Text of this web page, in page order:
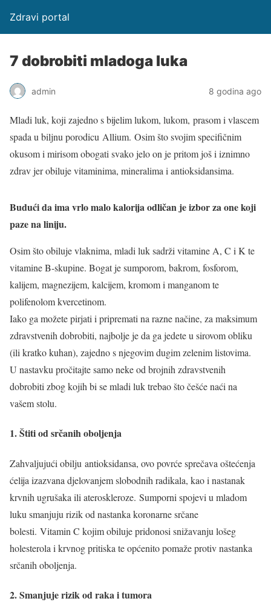
Zdravi portal
7 dobrobiti mladoga luka
admin 8 godina ago
Mladi luk, koji zajedno s bijelim lukom, lukom, prasom i vlascem
spada u biljnu porodicu Allium. Osim što svojim specifičnim
okusom i mirisom obogati svako jelo on je pritom još i iznimno
zdrav jer obiluje vitaminima, mineralima i antioksidansima.
Budući da ima vrlo malo kalorija odličan je izbor za one koji
paze na liniju.
Osim što obiluje vlaknima, mladi luk sadrži vitamine A, C i K te
vitamine B-skupine. Bogat je sumporom, bakrom, fosforom,
kalijem, magnezijem, kalcijem, kromom i manganom te
polifenolom kvercetinom.
Iako ga možete pirjati i pripremati na razne načine, za maksimum
zdravstvenih dobrobiti, najbolje je da ga jedete u sirovom obliku
(ili kratko kuhan), zajedno s njegovim dugim zelenim listovima.
U nastavku pročitajte samo neke od brojnih zdravstvenih
dobrobiti zbog kojih bi se mladi luk trebao što češće naći na
vašem stolu.
1. Štiti od srčanih oboljenja
Zahvaljujući obilju antioksidansa, ovo povrće sprečava oštećenja
ćelija izazvana djelovanjem slobodnih radikala, kao i nastanak
krvnih ugrušaka ili ateroskleroze. Sumporni spojevi u mladom
luku smanjuju rizik od nastanka koronarne srčane
bolesti. Vitamin C kojim obiluje pridonosi snižavanju lošeg
holesterola i krvnog pritiska te općenito pomaže protiv nastanka
srčanih oboljenja.
2. Smanjuje rizik od raka i tumora